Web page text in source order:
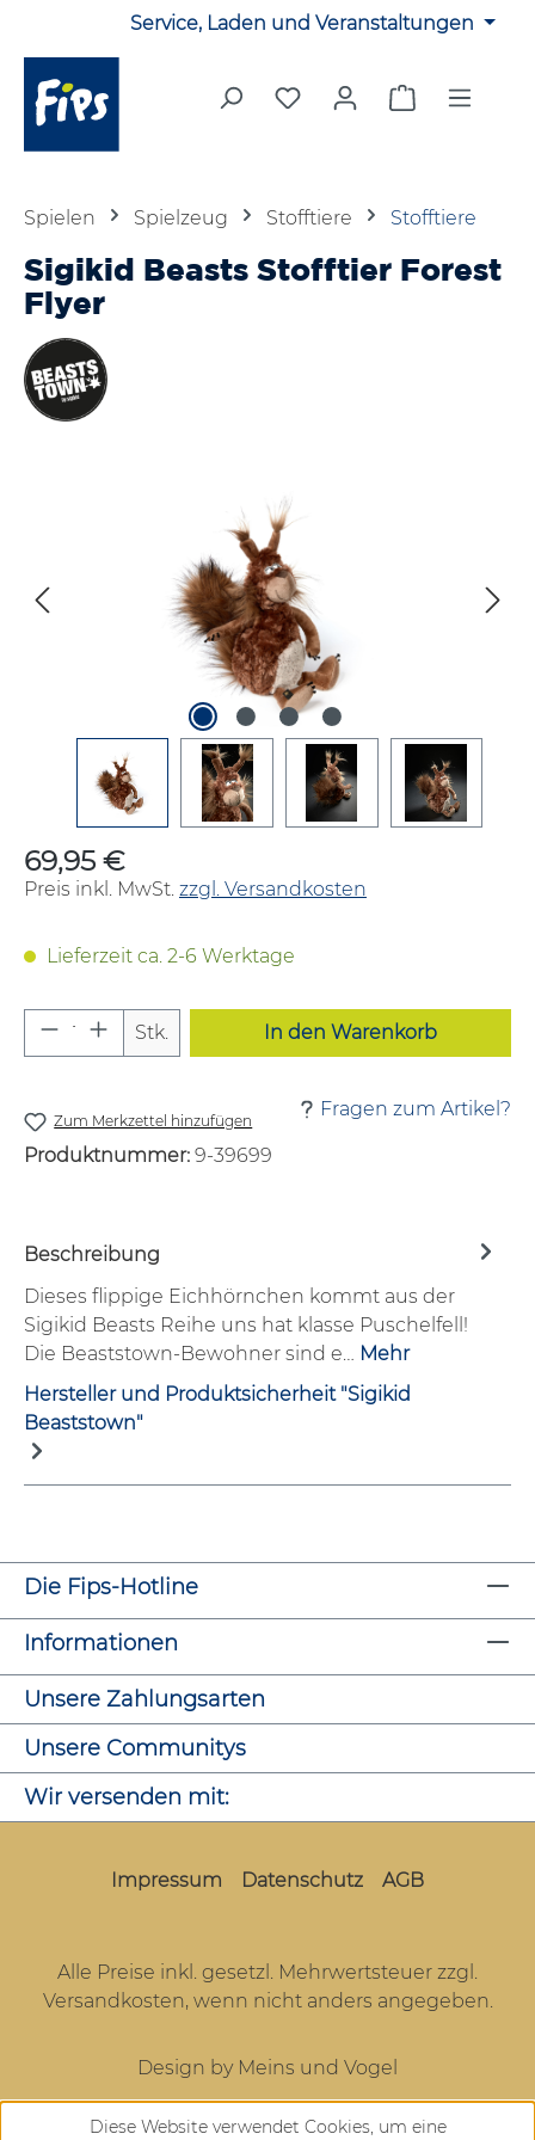
Zum Hauptinhalt springenService, Laden und Veranstaltungen
Du hast 0 Produkte auf
Warenkorb
Spielen Spielzeug Stofftiere Stofftiere
Sigikid Beasts Stofftier Forest
Flyer
Regulärer Preis:
69,95 €
Preis inkl. MwSt. zzgl. Versandkosten
Lieferzeit ca. 2-6 Werktage
Produkt Anzahl: Gib den
Stk. In den Warenkorb
Zum Merkzettel hinzufügen
Fragen zum Artikel?
Produktnummer: 9-39699
Beschreibung
Dieses flippige Eichhörnchen kommt aus der
Sigikid Beasts Reihe uns hat klasse Puschelfell!
Die Beaststown-Bewohner sind e… Mehr
Hersteller und Produktsicherheit "Sigikid
Beaststown"
Die Fips-Hotline
Informationen
Unsere Zahlungsarten
Unsere Communitys
Wir versenden mit:
Impressum Datenschutz AGB
Alle Preise inkl. gesetzl. Mehrwertsteuer zzgl.
Versandkosten, wenn nicht anders angegeben.
Design by Meins und Vogel
Diese Website verwendet Cookies, um eine